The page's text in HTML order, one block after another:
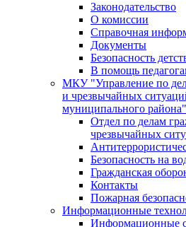
Законодательство
О комиссии
Справочная
Документы
Безопасность
В помощь
МКУ "Управление по
и чрезвычайных
муниципального района"
Отдел по делам
чрезвычайных
Безопасность на
Гражданская
Контакты
Пожарная
Информационные
Информационные